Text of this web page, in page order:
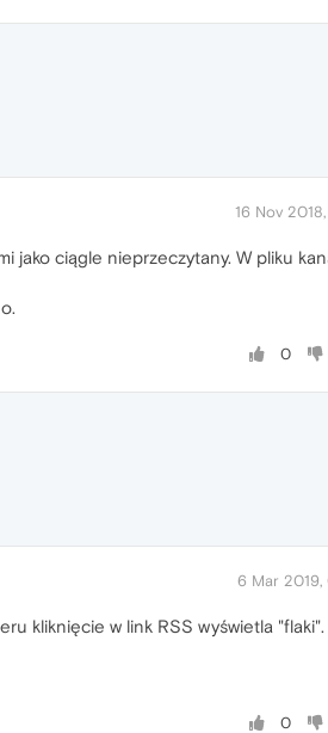
16 Nov 2018,
jako ciągle nieprzeczytany. W pliku
0
6 Mar 2019,
kliknięcie w link RSS wyświetla "flaki".
0